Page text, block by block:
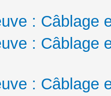
: Câblage
: Câblage
: Câblage